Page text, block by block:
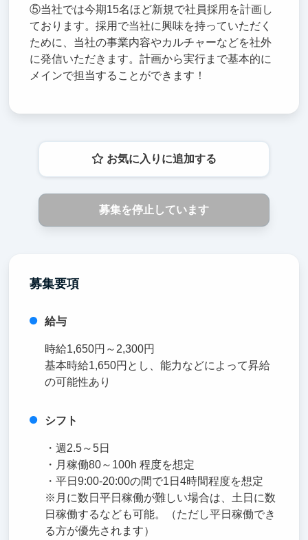
⑤当社では今期15名ほど新規で社員採用を計画し
ております。採用で当社に興味を持っていただく
ために、当社の事業内容やカルチャーなどを社外
に発信いただきます。計画から実行まで基本的に
メインで担当することができます！
お気に入りに追加する
募集を停止しています
募集要項
給与
時給1,650円～2,300円
基本時給1,650円とし、能力などによって昇給
の可能性あり
シフト
・週2.5～5日
・月稼働80～100h 程度を想定
・平日9:00-20:00の間で1日4時間程度を想定
※月に数日平日稼働が難しい場合は、土日に数
日稼働するなども可能。（ただし平日稼働でき
る方が優先されます）